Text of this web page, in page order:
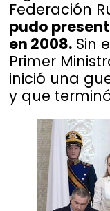
Federación
pudo
en 2008. Sin
Primer
inició una
y que